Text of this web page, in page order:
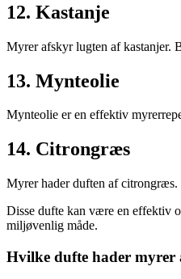
12. Kastanje
Myrer afskyr lugten af kastanjer.
13. Mynteolie
Mynteolie er en effektiv
14. Citrongræs
Myrer hader duften af
Disse dufte kan være en effektiv
miljøvenlig måde.
Hvilke dufte hader myrer